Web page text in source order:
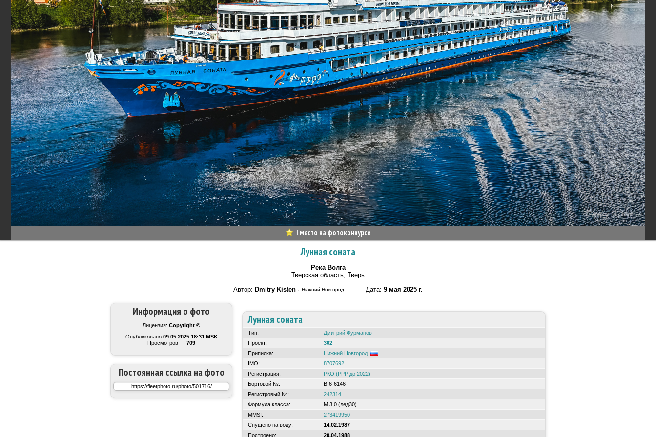
I место на фотоконкурсе
Лунная соната
Река Волга
Тверская область, Тверь
Автор: Dmitry Kisten · Нижний Новгород Дата: 9 мая 2025 г.
Информация о фото
Лицензия: Copyright ©
Опубликовано 09.05.2025 18:31 MSK
Просмотров — 709
Постоянная ссылка на фото
Лунная соната
Тип:
Дмитрий Фурманов
Проект:
302
Приписка:
Нижний Новгород
IMO:
8707692
Регистрация:
РКО (РРР до 2022)
Бортовой №:
В-6-6146
Регистровый №:
242314
Формула класса:
М 3,0 (лед30)
MMSI:
273419950
Спущено на воду:
14.02.1987
Построено:
20.04.1988